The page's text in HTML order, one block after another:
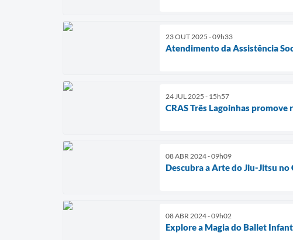
23 OUT 2025 - 09h33
Atendimento da Assistência
24 JUL 2025 - 15h57
CRAS Três Lagoinhas
08 ABR 2024 - 09h09
Descubra a Arte do Jiu-Jitsu no
08 ABR 2024 - 09h02
Explore a Magia do Ballet